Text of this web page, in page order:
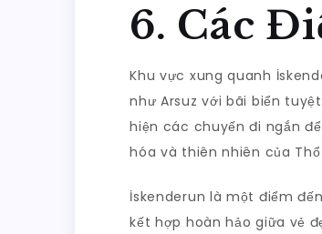
6. Các
Khu vực xung quanh
như Arsuz với bãi biển
hiện các chuyến đi ngắn
hóa và thiên nhiên của Thổ
İskenderun là một điểm
kết hợp hoàn hảo giữa vẻ